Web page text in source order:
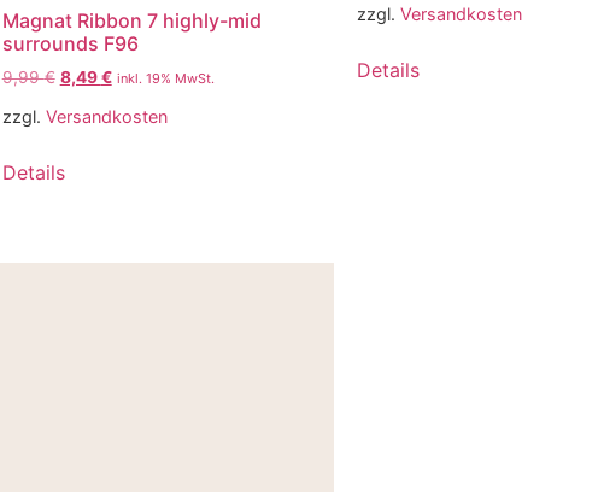
Magnat Ribbon 7 highly-mid
surrounds F96
9,99€ 8,49€ inkl. 19% MwSt.
zzgl. Versandkosten
Details
zzgl.Versandkosten
Details